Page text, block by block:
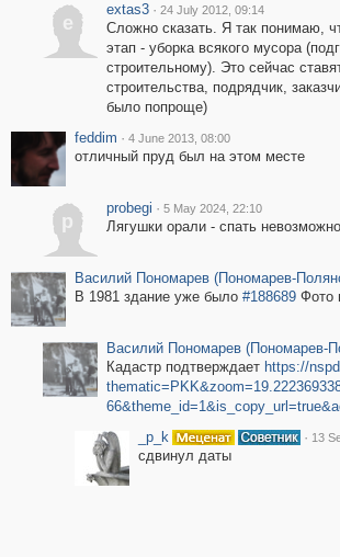
e
extas3 · 24 July 2012, 09:14
Сложно сказать. Я так понимаю,
этап - уборка всякого мусора
строительному). Это сейчас
строительства, подрядчик,
было попроще)
feddim · 4 June 2013, 08:00
отличный пруд был на этом месте
p
probegi · 5 May 2024, 22:10
Лягушки орали - спать
Василий Пономарев (Пономарев-
В 1981 здание уже было #188689Фото
Василий Пономарев (Пономарев-
Кадастр подтверждает https://
_p_k
· 13
сдвинул даты